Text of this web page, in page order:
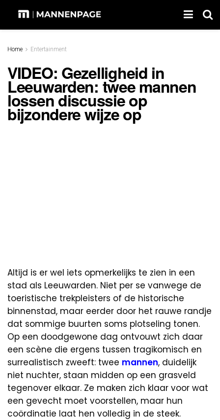
Home Entertainment
VIDEO: Gezelligheid in
Leeuwarden: twee mannen
lossen discussie op
bijzondere wijze op
Altijd is er wel iets opmerkelijks te zien in een
stad als Leeuwarden. Niet per se vanwege de
toeristische trekpleisters of de historische
binnenstad, maar eerder door het rauwe randje
dat sommige buurten soms plotseling tonen.
Op een doodgewone dag ontvouwt zich daar
een scène die ergens tussen tragikomisch en
surrealistisch zweeft: twee mannen, duidelijk
niet nuchter, staan midden op een grasveld
tegenover elkaar. Ze maken zich klaar voor wat
een gevecht moet voorstellen, maar hun
coördinatie laat hen volledig in de steek.